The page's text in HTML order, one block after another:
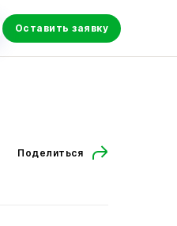
Оставить заявку
Поделиться